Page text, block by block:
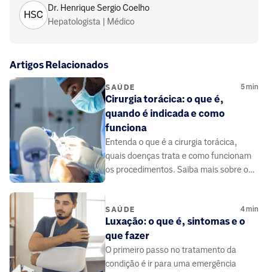
HSC
Dr. Henrique Sergio Coelho
Hepatologista | Médico
Artigos Relacionados
SAÚDE 5min
Cirurgia torácica: o que é,
quando é indicada e como
funciona
Entenda o que é a cirurgia torácica,
quais doenças trata e como funcionam
os procedimentos. Saiba mais sobre os
SAÚDE 4min
Luxação: o que é, sintomas e o
que fazer
O primeiro passo no tratamento da
condição é ir para uma emergência